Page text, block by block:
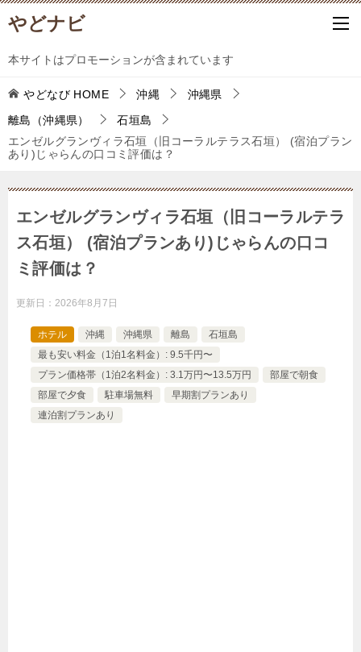
やどナビ
本サイトはプロモーションが含まれています
やどなび HOME 沖縄
沖縄県
離島（沖縄県）
石垣島
エンゼルグランヴィラ石垣（旧コーラルテラス石垣） (宿泊プラン
あり)じゃらんの口コミ評価は？
エンゼルグランヴィラ石垣（旧コーラルテラ
ス石垣） (宿泊プランあり)じゃらんの口コ
ミ評価は？
更新日： 2026年8月7日
ホテル 沖縄 沖縄県 離島
石垣島
最も安い料金（1泊1名料金）: 9.5千円〜
プラン価格帯（1泊2名料金）: 3.1万円〜13.5万円
部屋で朝食
部屋で夕食
駐車場無料
早期割プランあり
連泊割プランあり